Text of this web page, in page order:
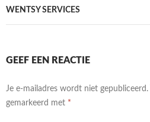
WENTSY SERVICES
GEEF EEN REACTIE
Je e-mailadres wordt niet gepubliceerd.
gemarkeerd met *